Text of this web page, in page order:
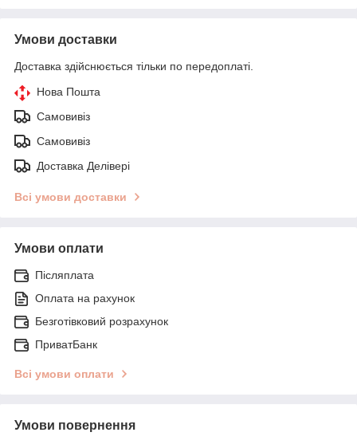
Умови доставки
Доставка здійснюється тільки по передоплаті.
Нова Пошта
Самовивіз
Самовивіз
Доставка Делівері
Всі умови доставки
Умови оплати
Післяплата
Оплата на рахунок
Безготівковий розрахунок
ПриватБанк
Всі умови оплати
Умови повернення